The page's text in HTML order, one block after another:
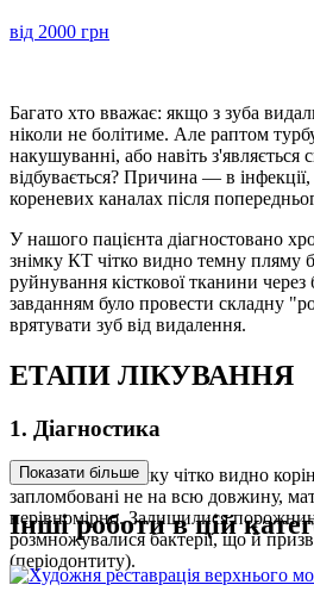
від 2000 грн
Багато хто вважає: якщо з зуба
ніколи не болітиме. Але раптом
накушуванні, або навіть
відбувається? Причина — в
кореневих каналах після
У нашого пацієнта діагностовано
знімку КТ чітко видно темну пляму
руйнування кісткової тканини
завданням було провести складну
врятувати зуб від видалення.
ЕТАПИ ЛІКУВАННЯ
1. Діагностика
На першому знімку чітко видно
запломбовані не на всю довжину,
нерівномірно. Залишилися
розмножувалися бактерії, що й
(періодонтиту).
Показати більше
Інші роботи в цій